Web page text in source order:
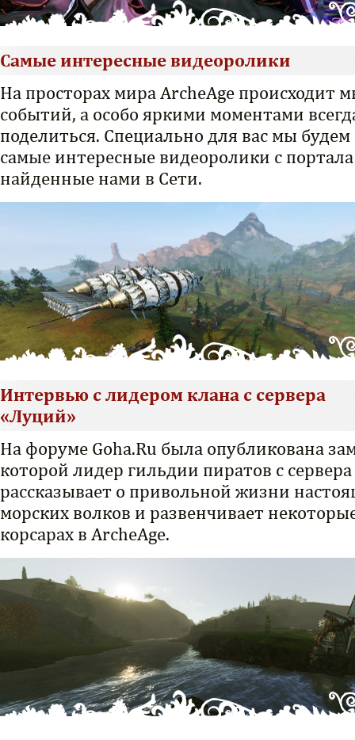
Самые интересные видеоролики
На просторах мира ArcheAge происходит
событий, а особо яркими моментами
поделиться. Специально для вас мы будем
самые интересные видеоролики с портала
найденные нами в Сети.
Интервью с лидером клана с сервера
«Луций»
На форуме Goha.Ru была опубликована
которой лидер гильдии пиратов с
рассказывает о привольной жизни
морских волков и развенчивает
корсарах в ArcheAge.